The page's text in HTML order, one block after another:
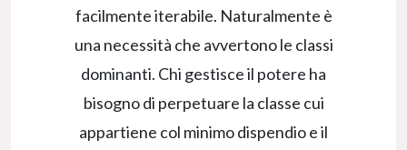
facilmente iterabile. Naturalmente è
una necessità che avvertono le classi
dominanti. Chi gestisce il potere ha
bisogno di perpetuare la classe cui
appartiene col minimo dispendio e il